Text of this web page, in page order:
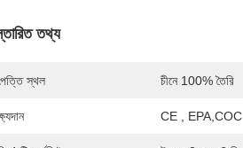
তথ্য
স্থল চীনে 100% তৈরি
CE , EPA,COC